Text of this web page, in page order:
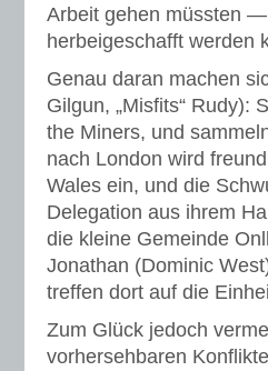
Arbeit gehen müssten
herbeigeschafft werden
Genau daran machen
Gilgun, „Misfits“ Rudy):
the Miners, und
nach London wird
Wales ein, und die
Delegation aus ihrem
die kleine Gemeinde
Jonathan (Dominic
treffen dort auf die
Zum Glück jedoch
vorhersehbaren